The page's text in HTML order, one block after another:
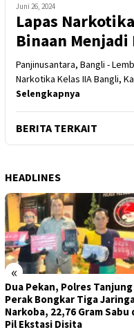
Juni 26, 2024
Lapas
Binaan Menjadi
Panjinusantara, Bangli -
Narkotika Kelas IIA Bangli,
Selengkapnya
BERITA TERKAIT
HEADLINES
«
Dua Pekan, Polres Tanjung
Perak Bongkar Tiga
Narkoba, 22,76 Gram Sabu
Pil Ekstasi Disita